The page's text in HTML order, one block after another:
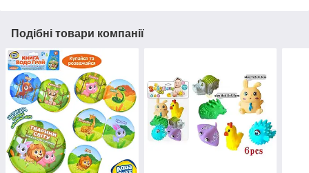
Подібні товари компанії